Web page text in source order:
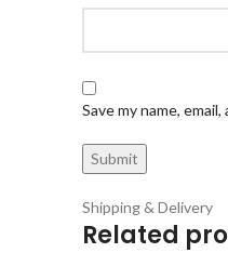
Save my name,
Shipping & Delivery
Related